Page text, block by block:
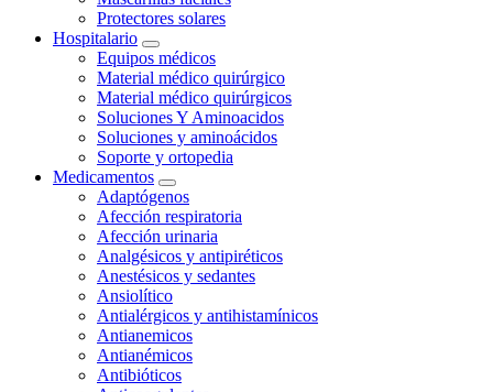
Protectores solares
Hospitalario
Equipos médicos
Material médico quirúrgico
Material médico quirúrgicos
Soluciones Y Aminoacidos
Soluciones y aminoácidos
Soporte y ortopedia
Medicamentos
Adaptógenos
Afección respiratoria
Afección urinaria
Analgésicos y antipiréticos
Anestésicos y sedantes
Ansiolítico
Antialérgicos y antihistamínicos
Antianemicos
Antianémicos
Antibióticos